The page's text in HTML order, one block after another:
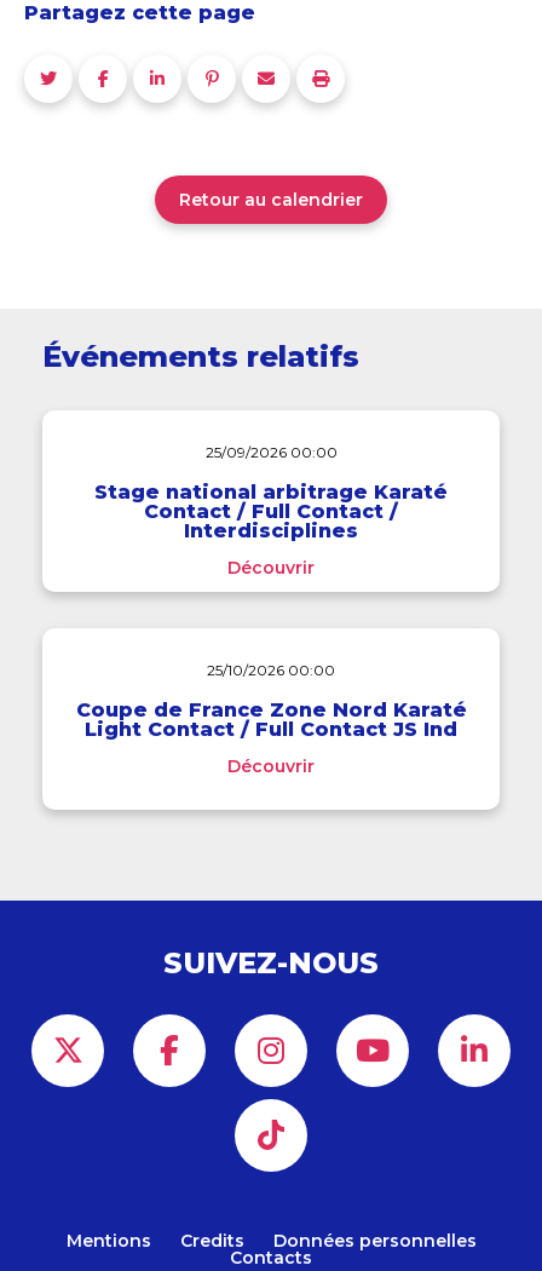
Partagez cette page
Retour au calendrier
Événements relatifs
25/09/2026 00:00
Stage national arbitrage Karaté
Contact / Full Contact /
Interdisciplines
Découvrir
25/10/2026 00:00
Coupe de France Zone Nord Karaté
Light Contact / Full Contact JS Ind
Découvrir
SUIVEZ-NOUS
Mentions Credits Données personnelles
Contacts